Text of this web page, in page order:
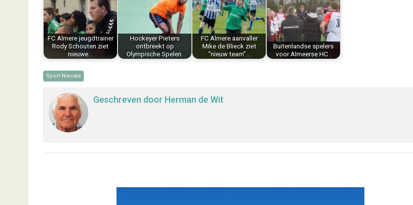
o
k
r
e
s
t
d
I
n
FC Almere jeugdtrainer
Rody Schouten ziet
nieuwe…
Hockeyer Pieters
ontbreekt op
Olympische Spelen.
FC Almere aanvaller
Mike de Blieck ziet
“nieuw team”…
Buitenlandse spelers
voor Almeerse HC .
Sport Nieuws
Geschreven door Herman de Wit